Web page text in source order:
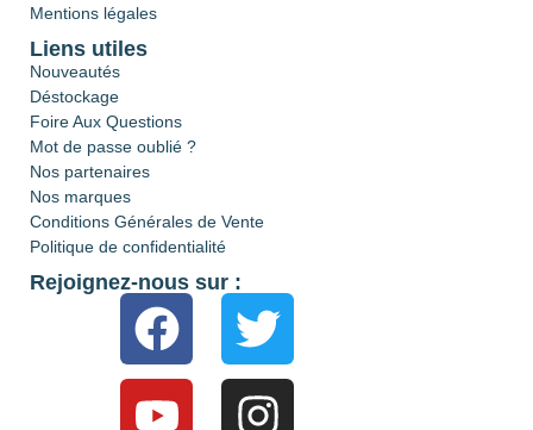
Mentions légales
Liens utiles
Nouveautés
Déstockage
Foire Aux Questions
Mot de passe oublié ?
Nos partenaires
Nos marques
Conditions Générales de Vente
Politique de confidentialité
Rejoignez-nous sur :